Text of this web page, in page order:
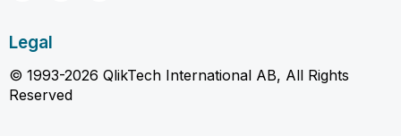
Legal
© 1993-2026 QlikTech International AB, All Rights
Reserved